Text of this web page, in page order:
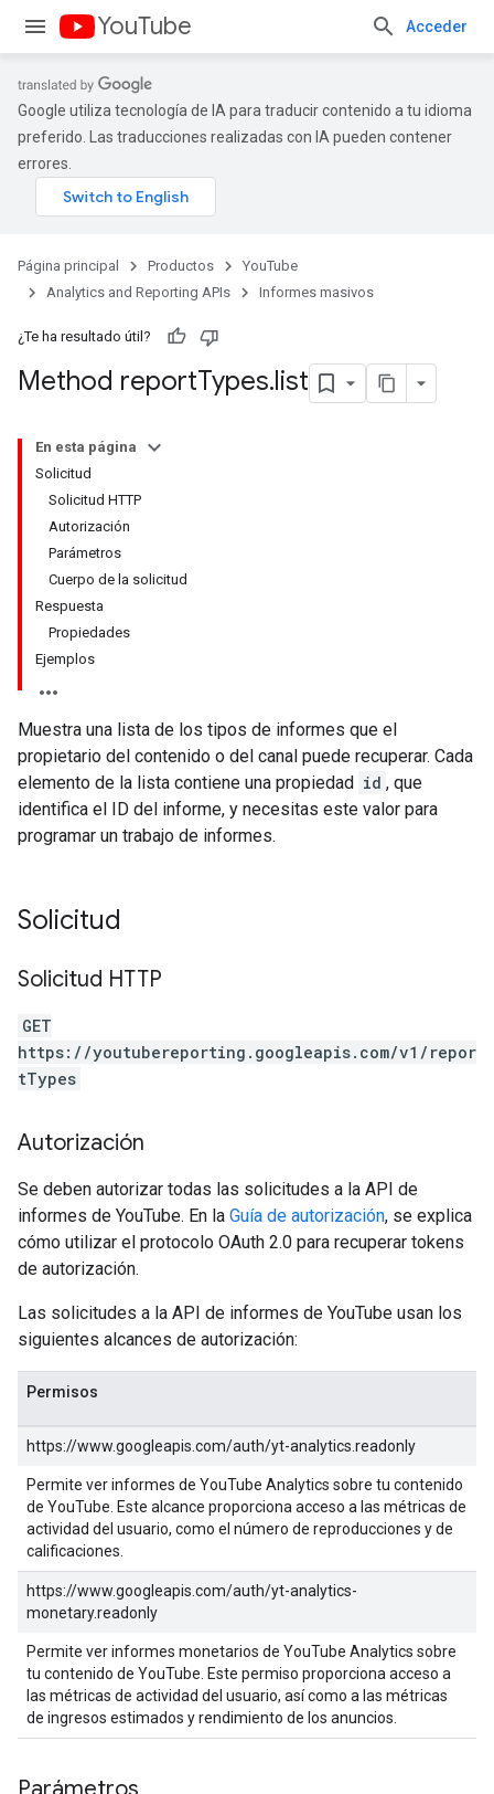
YouTube Acceder
Google utiliza tecnología de IA para traducir contenido a tu idioma
preferido. Las traducciones realizadas con IA pueden contener
errores.
Página principal Productos
YouTube
Analytics and Reporting APIs
Informes masivos
¿Te ha resultado útil?
Method reportTypes.list
En esta página
Solicitud
Solicitud HTTP
Autorización
Parámetros
Cuerpo de la solicitud
Respuesta
Propiedades
Ejemplos
Muestra una lista de los tipos de informes que el
propietario del contenido o del canal puede recuperar. Cada
elemento de la lista contiene una propiedad id , que
identifica el ID del informe, y necesitas este valor para
programar un trabajo de informes.
Solicitud
Solicitud HTTP
GET
https://youtubereporting.googleapis.com/v1/repor
tTypes
Autorización
Se deben autorizar todas las solicitudes a la API de
informes de YouTube. En la Guía de autorización, se explica
cómo utilizar el protocolo OAuth 2.0 para recuperar tokens
de autorización.
Las solicitudes a la API de informes de YouTube usan los
siguientes alcances de autorización:
Permisos
https://www.googleapis.com/auth/yt-analytics.readonly
Permite ver informes de YouTube Analytics sobre tu contenido
de YouTube. Este alcance proporciona acceso a las métricas de
actividad del usuario, como el número de reproducciones y de
calificaciones.
https://www.googleapis.com/auth/yt-analytics-
monetary.readonly
Permite ver informes monetarios de YouTube Analytics sobre
tu contenido de YouTube. Este permiso proporciona acceso a
las métricas de actividad del usuario, así como a las métricas
de ingresos estimados y rendimiento de los anuncios.